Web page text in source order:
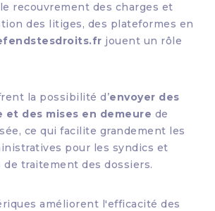
recouvrement des charges et
des litiges, des plateformes en
jouent un rôle
la possibilité d’envoyer des
et des mises en demeure de
ce qui facilite grandement les
pour les syndics et
de traitement des dossiers.
améliorent l'efficacité des